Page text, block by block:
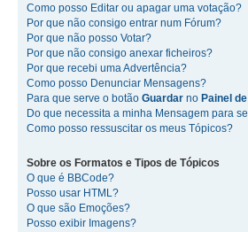
Como posso Editar ou apagar uma votação?
Por que não consigo entrar num Fórum?
Por que não posso Votar?
Por que não consigo anexar ficheiros?
Por que recebi uma Advertência?
Como posso Denunciar Mensagens?
Para que serve o botão Guardar no Painel
Do que necessita a minha Mensagem para
Como posso ressuscitar os meus Tópicos?
Sobre os Formatos e Tipos de Tópicos
O que é BBCode?
Posso usar HTML?
O que são Emoções?
Posso exibir Imagens?